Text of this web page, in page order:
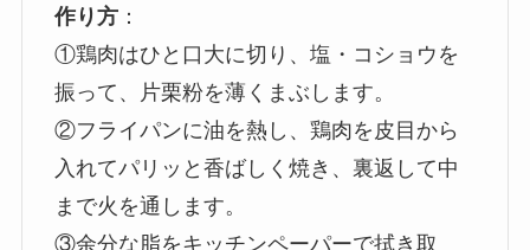
作り方：
①鶏肉はひと口大に切り、塩・コショウを
振って、片栗粉を薄くまぶします。
②フライパンに油を熱し、鶏肉を皮目から
入れてパリッと香ばしく焼き、裏返して中
まで火を通します。
③余分な脂をキッチンペーパーで拭き取